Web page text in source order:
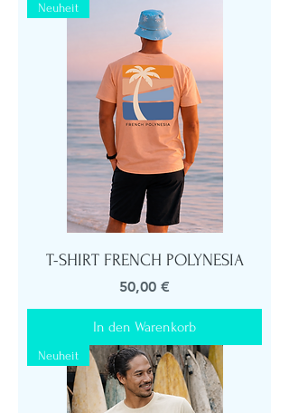
Neuheit
T-SHIRT FRENCH POLYNESIA
Preis
50,00 €
In den Warenkorb
Neuheit